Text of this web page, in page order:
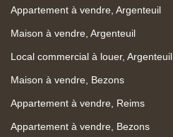
Appartement à vendre, Argenteuil
Maison à vendre, Argenteuil
Local commercial à louer, Argenteuil
Maison à vendre, Bezons
Appartement à vendre, Reims
Appartement à vendre, Bezons